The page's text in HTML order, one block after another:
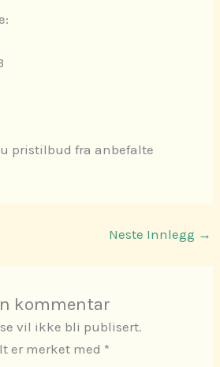
pristilbud fra anbefalte
Neste Innlegg →
kommentar
vil ikke bli publisert.
er merket med *